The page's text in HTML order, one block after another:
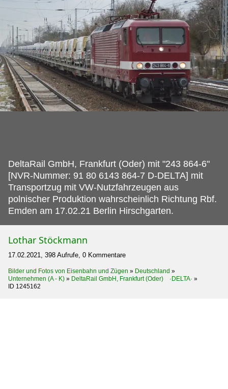
DeltaRail GmbH, Frankfurt (Oder) mit "243 864-6"
[NVR-Nummer: 91 80 6143 864-7 D-DELTA] mit
Transportzug mit VW-Nutzfahrzeugen aus
polnischer Produktion wahrscheinlich Richtung Rbf.
Emden am 17.02.21 Berlin Hirschgarten.
Lothar Stöckmann
17.02.2021, 398 Aufrufe, 0 Kommentare
Bilder und Fotos von Eisenbahn und Zügen » Deutschland »
Unternehmen (A - K) » DeltaRail GmbH, Frankfurt (Oder) ·DELTA· »
ID 1245162